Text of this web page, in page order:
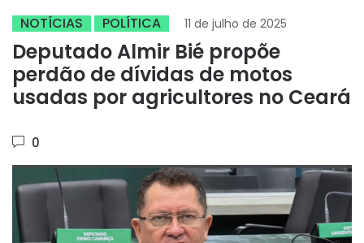
NOTÍCIAS POLÍTICA 11 de julho de 2025
Deputado Almir Bié propõe
perdão de dívidas de motos
usadas por agricultores no Ceará
0